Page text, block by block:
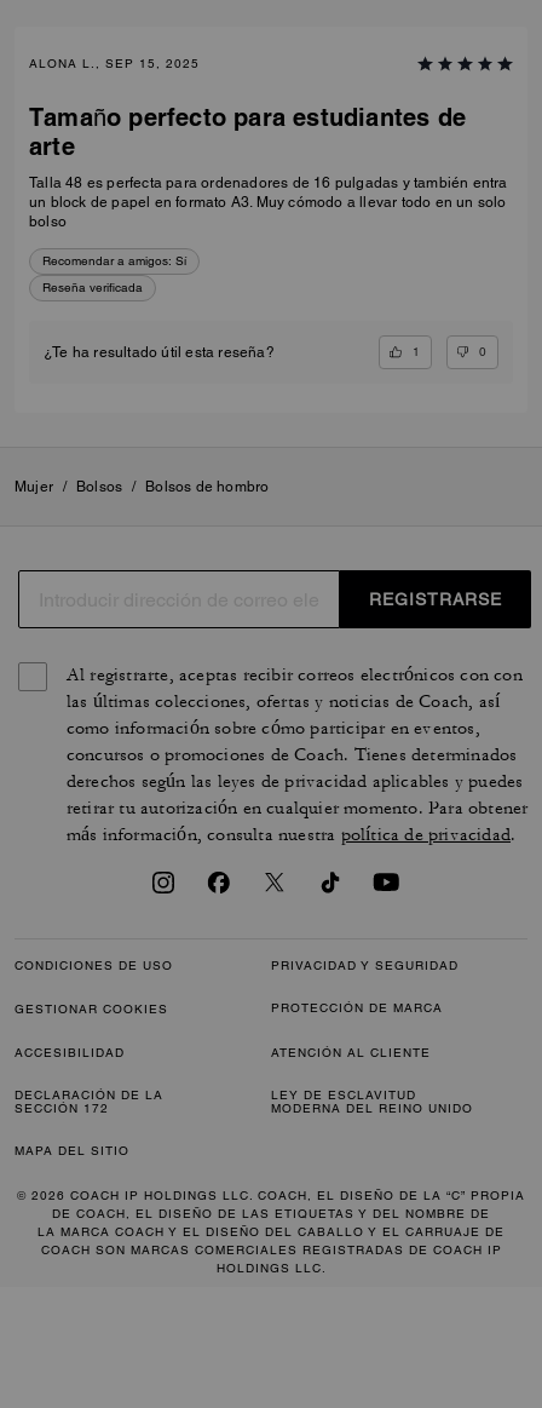
ALONA L., SEP 15, 2025
Tamaño perfecto para estudiantes de
arte
Talla 48 es perfecta para ordenadores de 16 pulgadas y también entra
un block de papel en formato A3. Muy cómodo a llevar todo en un solo
bolso
Recomendar a amigos: Sí
Reseña verificada
¿Te ha resultado útil esta reseña? 1 0
Mujer / Bolsos / Bolsos de hombro
REGISTRARSE
Al registrarte, aceptas recibir correos electrónicos con con
las últimas colecciones, ofertas y noticias de Coach, así
como información sobre cómo participar en eventos,
concursos o promociones de Coach. Tienes determinados
derechos según las leyes de privacidad aplicables y puedes
retirar tu autorización en cualquier momento. Para obtener
más información, consulta nuestra política de privacidad.
CONDICIONES DE USO PRIVACIDAD Y SEGURIDAD
GESTIONAR COOKIES PROTECCIÓN DE MARCA
ACCESIBILIDAD ATENCIÓN AL CLIENTE
DECLARACIÓN DE LA
SECCIÓN 172
LEY DE ESCLAVITUD
MODERNA DEL REINO UNIDO
MAPA DEL SITIO
© 2026 COACH IP HOLDINGS LLC. COACH, EL DISEÑO DE LA “C” PROPIA
DE COACH, EL DISEÑO DE LAS ETIQUETAS Y DEL NOMBRE DE
LA MARCA COACH Y EL DISEÑO DEL CABALLO Y EL CARRUAJE DE
COACH SON MARCAS COMERCIALES REGISTRADAS DE COACH IP
HOLDINGS LLC.